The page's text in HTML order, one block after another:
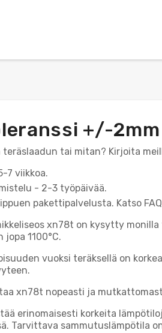
+/-2mm
teräslaadun tai mitan? Kirjoita
7 viikkoa.
- 2-3 työpäivää.
pakettipalvelusta. Katso
xn78t on kysytty
1100°C.
vuoksi teräksellä on
xn78t nopeasti ja
erinomaisesti korkeita
Tarvittava sammutuslämpötila